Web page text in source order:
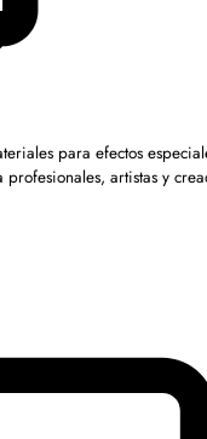
para efectos
artistas y